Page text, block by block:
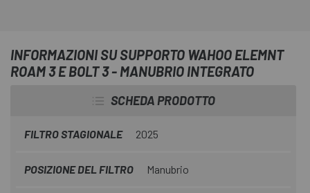
INFORMAZIONI SU SUPPORTO WAHOO ELEMNT
ROAM 3 E BOLT 3 - MANUBRIO INTEGRATO
SCHEDA PRODOTTO
FILTRO STAGIONALE 2025
POSIZIONE DEL FILTRO Manubrio